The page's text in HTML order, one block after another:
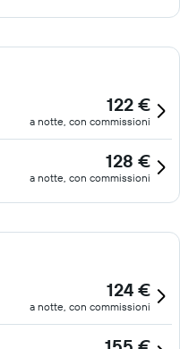
122 €
a notte, con commissioni
128 €
a notte, con commissioni
124 €
a notte, con commissioni